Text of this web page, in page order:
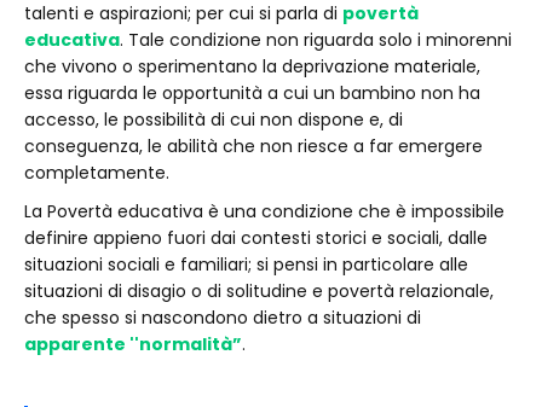
talenti e aspirazioni; per cui si parla di povertà
educativa. Tale condizione non riguarda solo i minorenni
che vivono o sperimentano la deprivazione materiale,
essa riguarda le opportunità a cui un bambino non ha
accesso, le possibilità di cui non dispone e, di
conseguenza, le abilità che non riesce a far emergere
completamente.
La Povertà educativa è una condizione che è impossibile
definire appieno fuori dai contesti storici e sociali, dalle
situazioni sociali e familiari; si pensi in particolare alle
situazioni di disagio o di solitudine e povertà relazionale,
che spesso si nascondono dietro a situazioni di
apparente ''normalità”.